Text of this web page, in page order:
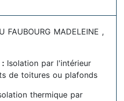
FAUBOURG MADELEINE ,
Isolation par l'intérieur
de toitures ou plafonds
thermique par